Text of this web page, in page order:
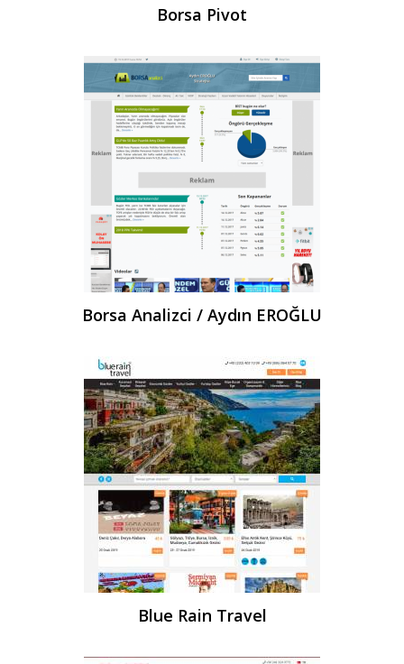
Borsa Pivot
Borsa Analizci / Aydın EROĞLU
Blue Rain Travel